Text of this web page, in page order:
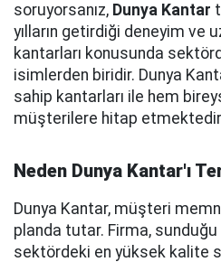
soruyorsanız, Dunya Kantar
yılların getirdiği deneyim ve
kantarları konusunda
isimlerden biridir. Dunya
sahip kantarları ile hem
müşterilere hitap
Neden Dunya Kantar'ı
Dunya Kantar, müşteri
planda tutar. Firma,
sektördeki en yüksek kalite